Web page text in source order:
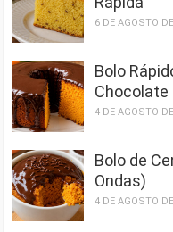
6 DE AGOSTO
Bolo
Chocolate
4 DE AGOSTO
Bolo de
Ondas)
4 DE AGOSTO